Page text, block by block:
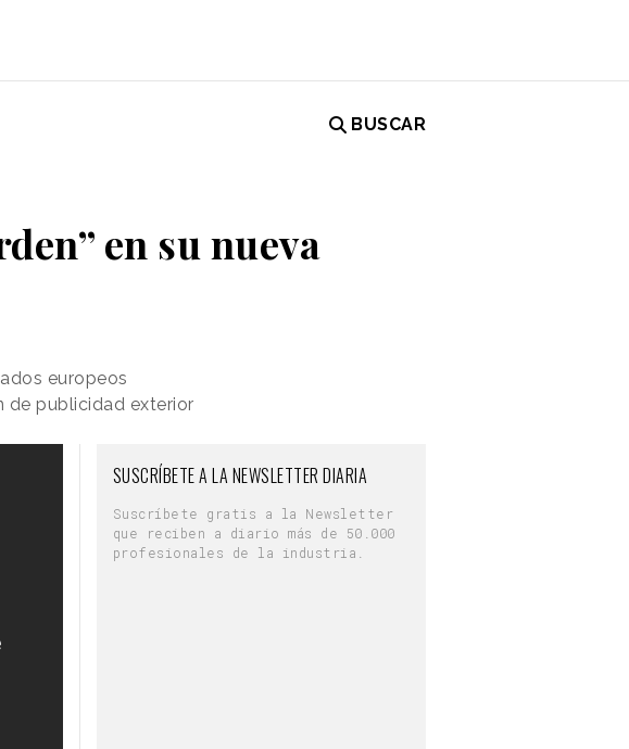
BUSCAR
en su nueva
europeos
de publicidad exterior
SUSCRÍBETE A LA NEWSLETTER DIARIA
Suscríbete gratis a la Newsletter
que reciben a diario más de 50.000
profesionales de la industria.